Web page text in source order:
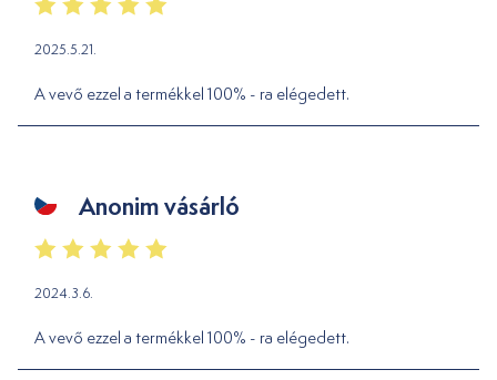
2025.5.21.
A vevő ezzel a termékkel 100% - ra elégedett.
Anonim vásárló
2024.3.6.
A vevő ezzel a termékkel 100% - ra elégedett.